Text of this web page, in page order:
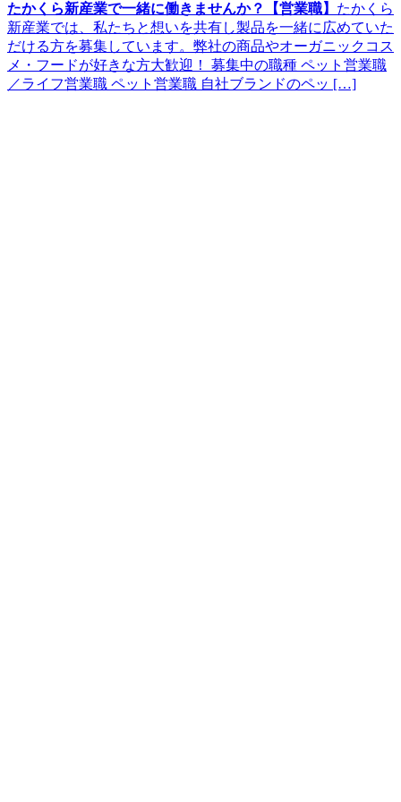
たかくら新産業で一緒に働きませんか？【営業職】 たかくら
新産業では、私たちと想いを共有し製品を一緒に広めていた
だける方を募集しています。弊社の商品やオーガニックコス
メ・フードが好きな方大歓迎！ 募集中の職種 ペット営業職
／ライフ営業職 ペット営業職 自社ブランドのペッ […]